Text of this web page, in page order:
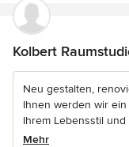
Kolbert
Neu gestalten,
Ihnen werden wir
Ihrem Lebensstil und
Mehr